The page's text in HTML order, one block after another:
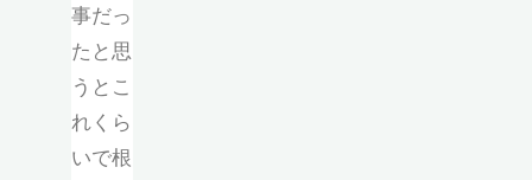
事だっ
たと思
うとこ
れくら
いで根